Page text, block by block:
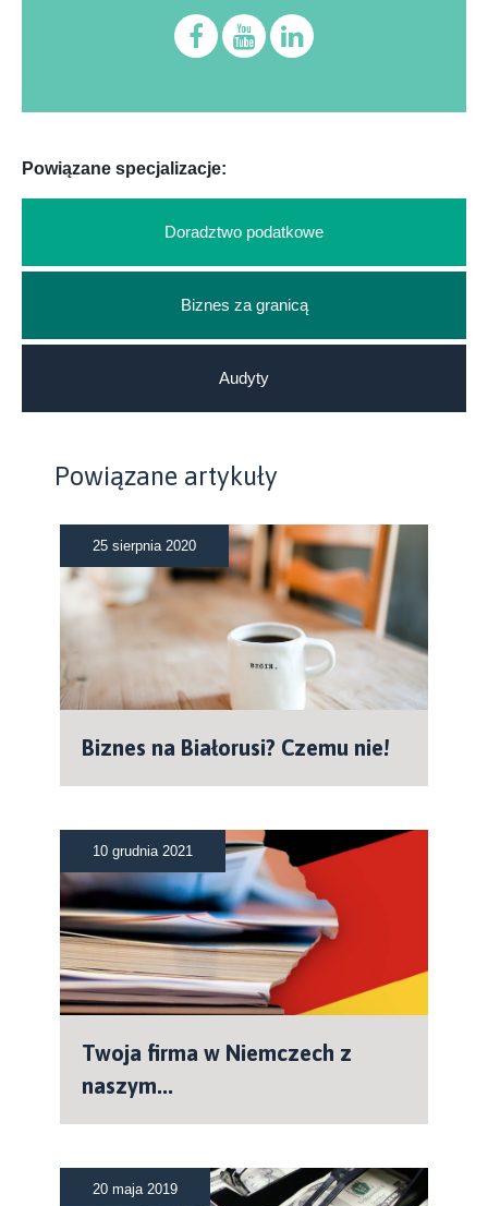
Powiązane specjalizacje:
Doradztwo podatkowe
Biznes za granicą
Audyty
Powiązane artykuły
25 sierpnia 2020
Biznes na Białorusi? Czemu nie!
10 grudnia 2021
Twoja firma w Niemczech z
naszym...
20 maja 2019